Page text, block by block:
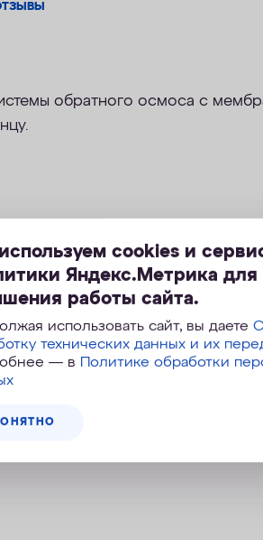
обратного осмоса с
cookies и
Яндекс.Метрика для
работы сайта.
использовать сайт, вы даете
технических данных и их
— в
Политике обработки